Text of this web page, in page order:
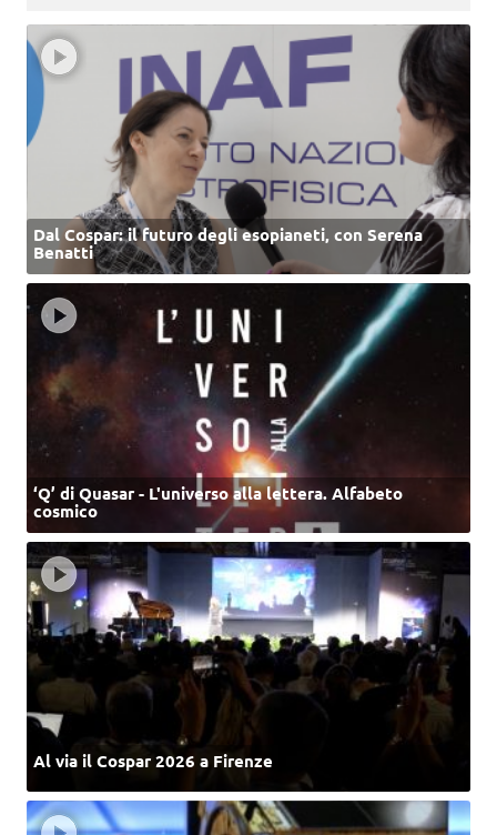
Dal Cospar: il futuro degli esopianeti, con Serena
Benatti
‘Q’ di Quasar - L'universo alla lettera. Alfabeto
cosmico
Al via il Cospar 2026 a Firenze